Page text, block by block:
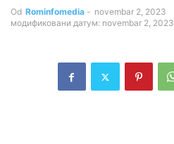
Od Rominfomedia - novembar 2, 2023
модификовани датум: novembar 2, 2023